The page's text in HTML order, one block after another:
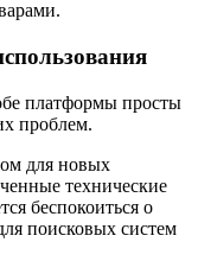
платформы просты
проблем.
для новых
технические
беспокоиться о
поисковых систем